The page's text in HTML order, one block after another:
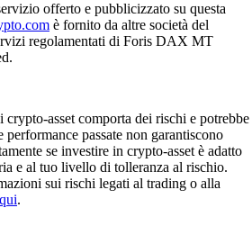
offerto e pubblicizzato su questa
è fornito da altre società del
regolamentati di Foris DAX MT
asset comporta dei rischi e potrebbe
performance passate non garantiscono
se investire in crypto-asset è adatto
e al tuo livello di tolleranza al rischio.
sui rischi legati al trading o alla
qui.